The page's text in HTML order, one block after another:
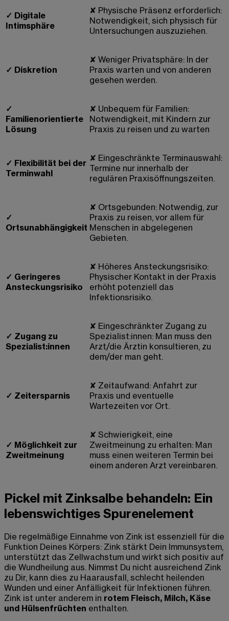
✓ Digitale
Intimsphäre
✘ Physische Präsenz erforderlich:
Notwendigkeit, sich physisch für
Untersuchungen auszuziehen.
✓ Diskretion
✘ Weniger Privatsphäre: In der
Praxis warten und von anderen
gesehen werden.
✓
Familienorientierte
Lösung
✘ Unbequem für Familien:
Notwendigkeit, mit Kindern zur
Praxis zu reisen und zu warten
✓ Flexibilität bei der
Terminwahl
✘ Eingeschränkte Terminauswahl:
Termine nur innerhalb der
regulären Praxisöffnungszeiten.
✓
Ortsunabhängigkeit
✘ Ortsgebunden: Notwendig, zur
Praxis zu reisen, vor allem für
Menschen in abgelegenen
Gebieten.
✓ Geringeres
Ansteckungsrisiko
✘ Höheres Ansteckungsrisiko:
Physischer Kontakt in der Praxis
erhöht potenziell das
Infektionsrisiko.
✓ Zugang zu
Spezialist:innen
✘ Eingeschränkter Zugang zu
Spezialist:innen: Man muss den
Arzt/die Ärztin konsultieren, zu
dem/der man geht.
✓ Zeitersparnis
✘ Zeitaufwand: Anfahrt zur
Praxis und eventuelle
Wartezeiten vor Ort.
✓ Möglichkeit zur
Zweitmeinung
✘ Schwierigkeit, eine
Zweitmeinung zu erhalten: Man
muss einen weiteren Termin bei
einem anderen Arzt vereinbaren.
Pickel mit Zinksalbe behandeln: Ein
lebenswichtiges Spurenelement
Die regelmäßige Einnahme von Zink ist essenziell für die
Funktion Deines Körpers: Zink stärkt Dein Immunsystem,
unterstützt das Zellwachstum und wirkt sich positiv auf
die Wundheilung aus. Nimmst Du nicht ausreichend Zink
zu Dir, kann dies zu Haarausfall, schlecht heilenden
Wunden und einer Anfälligkeit für Infektionen führen.
Zink ist unter anderem in rotem Fleisch, Milch, Käse
und Hülsenfrüchten enthalten.